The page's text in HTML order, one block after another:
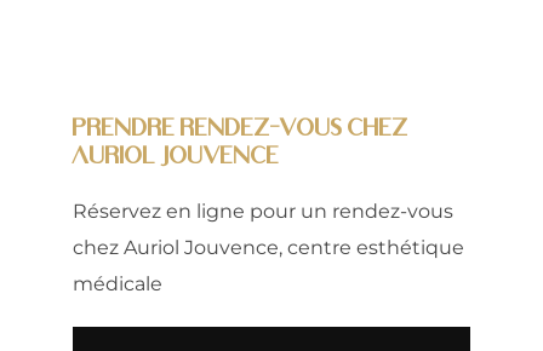
Prendre rendez-vous chez
Auriol Jouvence
Réservez en ligne pour un rendez-vous
chez Auriol Jouvence, centre esthétique
médicale